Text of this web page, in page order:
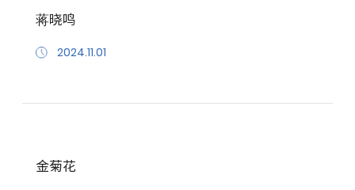
蒋晓鸣
2024.11.01
金菊花